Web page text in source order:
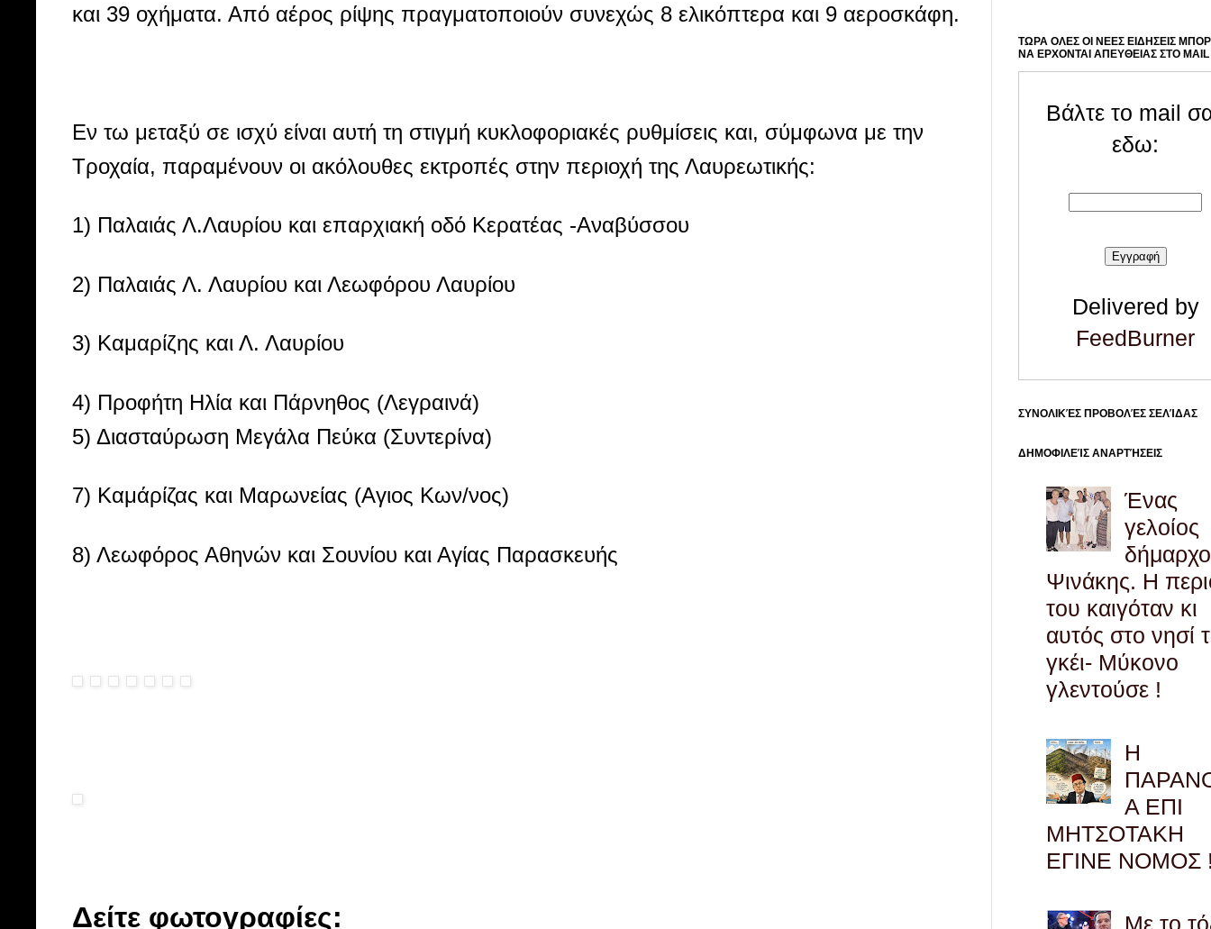
και 39 οχήματα. Από αέρος ρίψης πραγματοποιούν συνεχώς 8 ελικόπτερα και 9 αεροσκάφη.
Εν τω μεταξύ σε ισχύ είναι αυτή τη στιγμή κυκλοφοριακές ρυθμίσεις και, σύμφωνα με την
Τροχαία, παραμένουν οι ακόλουθες εκτροπές στην περιοχή της Λαυρεωτικής:
1) Παλαιάς Λ.Λαυρίου και επαρχιακή οδό Κερατέας -Αναβύσσου
2) Παλαιάς Λ. Λαυρίου και Λεωφόρου Λαυρίου
3) Καμαρίζης και Λ. Λαυρίου
4) Προφήτη Ηλία και Πάρνηθος (Λεγραινά)
5) Διασταύρωση Μεγάλα Πεύκα (Συντερίνα)
7) Καμάρίζας και Μαρωνείας (Αγιος Κων/νος)
8) Λεωφόρος Αθηνών και Σουνίου και Αγίας Παρασκευής
Δείτε φωτογραφίες:
ΤΩΡΑ ΟΛΕΣ ΟΙ ΝΕΕΣ ΕΙΔΗΣΕΙΣ
ΝΑ ΕΡΧΟΝΤΑΙ ΑΠΕΥΘΕΙΑΣ ΣΤΟ
Βάλτε το mail
εδω:
Delivered by
FeedBurner
ΣΥΝΟΛΙΚΈΣ ΠΡΟΒΟΛΈΣ ΣΕΛΊΔΑΣ
ΔΗΜΟΦΙΛΕΊΣ ΑΝΑΡΤΉΣΕΙΣ
Ένας
γελοίος
Ψινάκης. Η
του καιγόταν κι
αυτός στο νησί
γκέι- Μύκονο
γλεντούσε !
Η
Α ΕΠΙ
ΜΗΤΣΟΤΑΚΗ
ΕΓΙΝΕ ΝΟΜΟΣ
Με το